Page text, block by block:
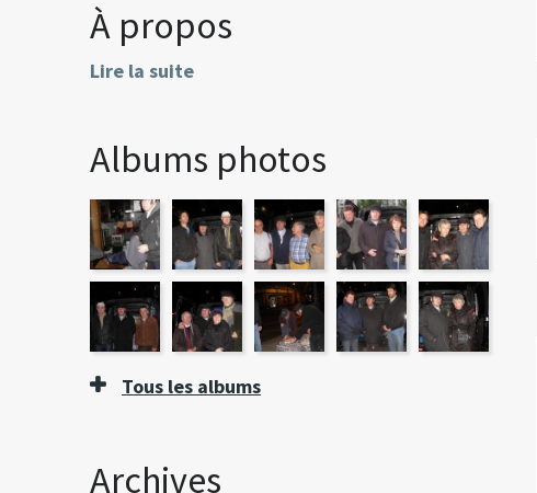
À propos
Lire la suite
Albums photos
Tous les albums
Archives